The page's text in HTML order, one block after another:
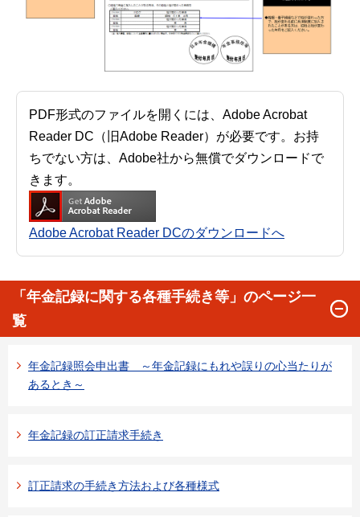
PDF形式のファイルを開くには、Adobe Acrobat
Reader DC（旧Adobe Reader）が必要です。お持
ちでない方は、Adobe社から無償でダウンロードで
きます。
Adobe Acrobat Reader DCのダウンロードへ
「年金記録に関する各種手続き等」のページ一
覧
年金記録照会申出書 ～年金記録にもれや誤りの心当たりが
あるとき～
年金記録の訂正請求手続き
訂正請求の手続き方法および各種様式